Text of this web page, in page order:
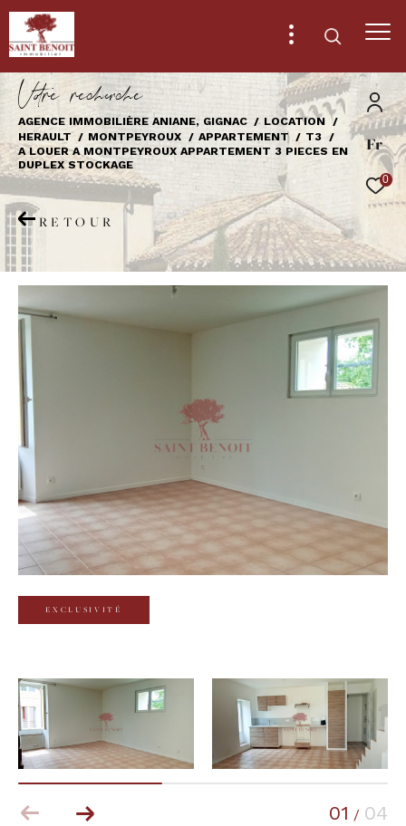
Fr
0
Vore recece
AGENCE IMMOBILIÈRE ANIANE, GIGNAC
LOCATION
HERAULT
MONTPEYROUX APPARTEMENT
T3
A LOUER A MONTPEYROUX APPARTEMENT 3 PIECES EN
DUPLEX STOCKAGE
RETOUR
EXCLUSIVITÉ
01 / 04
Effectuer une recherche
et trouver le bien qui correspond à vos
critères
Location
Type
Budget
Budget
Surface
Surface
Pièces
Référence
AFFINER LES CRITÈRES
TERRASSE PARKING PISCINE